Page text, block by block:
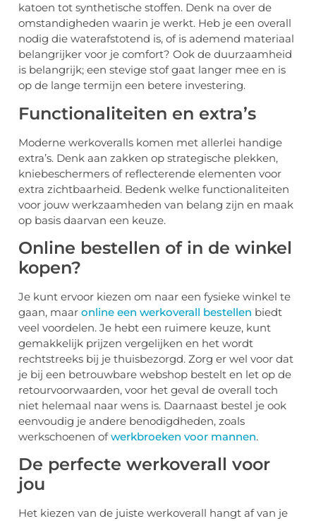
katoen tot synthetische stoffen. Denk na over de
omstandigheden waarin je werkt. Heb je een overall
nodig die waterafstotend is, of is ademend materiaal
belangrijker voor je comfort? Ook de duurzaamheid
is belangrijk; een stevige stof gaat langer mee en is
op de lange termijn een betere investering.
Functionaliteiten en extra’s
Moderne werkoveralls komen met allerlei handige
extra’s. Denk aan zakken op strategische plekken,
kniebeschermers of reflecterende elementen voor
extra zichtbaarheid. Bedenk welke functionaliteiten
voor jouw werkzaamheden van belang zijn en maak
op basis daarvan een keuze.
Online bestellen of in de winkel
kopen?
Je kunt ervoor kiezen om naar een fysieke winkel te
gaan, maar online een werkoverall bestellen biedt
veel voordelen. Je hebt een ruimere keuze, kunt
gemakkelijk prijzen vergelijken en het wordt
rechtstreeks bij je thuisbezorgd. Zorg er wel voor dat
je bij een betrouwbare webshop bestelt en let op de
retourvoorwaarden, voor het geval de overall toch
niet helemaal naar wens is. Daarnaast bestel je ook
eenvoudig je andere benodigdheden, zoals
werkschoenen ofwerkbroeken voor mannen.
De perfecte werkoverall voor
jou
Het kiezen van de juiste werkoverall hangt af van je